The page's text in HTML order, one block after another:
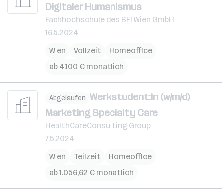
Digitaler Humanismus
Fachhochschule des BFI Wien GmbH
16.5.2024
Wien
Vollzeit
Homeoffice
ab 4.100 € monatlich
Abgelaufen Werkstudent:in (w/m/d)
Marketing Specialty Care
HealthCareConsulting Group
7.5.2024
Wien
Teilzeit
Homeoffice
ab 1.056,62 € monatlich